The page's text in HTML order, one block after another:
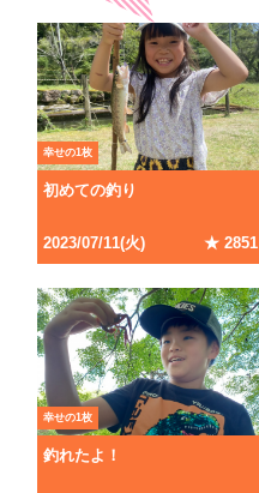
幸せの1枚
初めての釣り
2023/07/11(火) ★ 2851
幸せの1枚
釣れたよ！